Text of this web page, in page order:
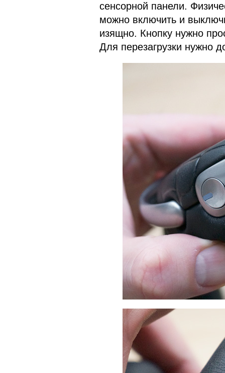
сенсорной панели.
можно включить и
изящно. Кнопку нужно
Для перезагрузки нужно